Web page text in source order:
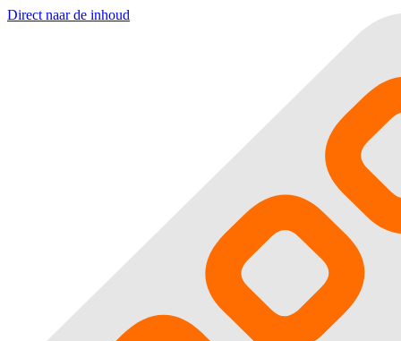
Direct naar de inhoud